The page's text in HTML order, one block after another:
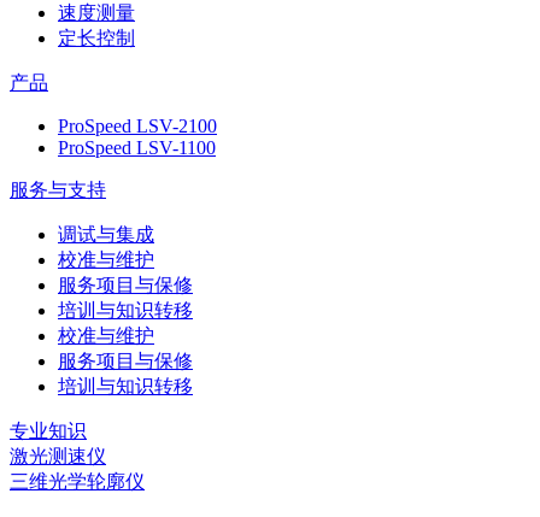
速度测量
定长控制
产品
ProSpeed LSV-2100
ProSpeed LSV-1100
服务与支持
调试与集成
校准与维护
服务项目与保修
培训与知识转移
校准与维护
服务项目与保修
培训与知识转移
专业知识
激光测速仪
三维光学轮廓仪